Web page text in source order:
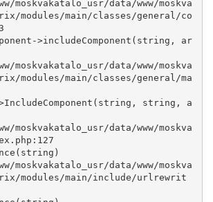
modules/main/classes/general/co
>includeComponent(string, ar
modules/main/classes/general/ma
string, a
modules/main/include/urlrewrit